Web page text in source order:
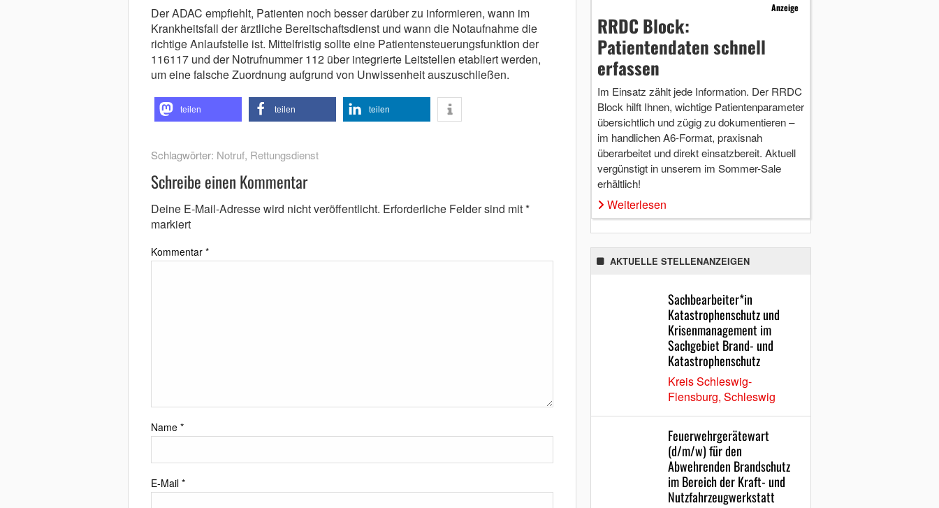
Der ADAC empfiehlt, Patienten noch besser darüber zu informieren, wann im
Krankheitsfall der ärztliche Bereitschaftsdienst und wann die Notaufnahme die
richtige Anlaufstelle ist. Mittelfristig sollte eine Patientensteuerungsfunktion der
116117 und der Notrufnummer 112 über integrierte Leitstellen etabliert werden,
um eine falsche Zuordnung aufgrund von Unwissenheit auszuschließen.
teilen teilen teilen
Schlagwörter: Notruf, Rettungsdienst
Schreibe einen Kommentar
Deine E-Mail-Adresse wird nicht veröffentlicht. Erforderliche Felder sind mit*
markiert
Kommentar *
Name *
E-Mail *
Anzeige
RRDC Block:
Patientendaten schnell
erfassen
Im Einsatz zählt jede Information. Der RRDC
Block hilft Ihnen, wichtige Patientenparameter
übersichtlich und zügig zu dokumentieren –
im handlichen A6-Format, praxisnah
überarbeitet und direkt einsatzbereit. Aktuell
vergünstigt in unserem im Sommer-Sale
erhältlich!
Weiterlesen
AKTUELLE STELLENANZEIGEN
Sachbearbeiter*in
Katastrophenschutz und
Krisenmanagement im
Sachgebiet Brand- und
Katastrophenschutz
Kreis Schleswig-
Flensburg, Schleswig
Feuerwehrgerätewart
(d/m/w) für den
Abwehrenden Brandschutz
im Bereich der Kraft- und
Nutzfahrzeugwerkstatt